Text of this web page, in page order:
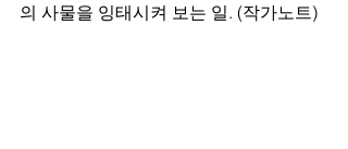
의 사물을 잉태시켜 보는 일. (작가노트)